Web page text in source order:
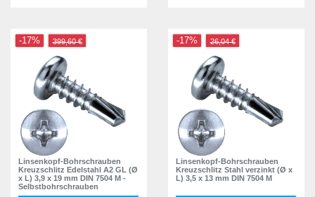
-17%
Linsenkopf-Bohrschrauben
Kreuzschlitz Edelstahl A2 GL (Ø
x L) 3,9 x 19 mm DIN 7504 M -
Selbstbohrschrauben
399,60 € -17%
Linsenkopf-Bohrschrauben
Kreuzschlitz Stahl verzinkt (Ø x
L) 3,5 x 13 mm DIN 7504 M
26,04 €